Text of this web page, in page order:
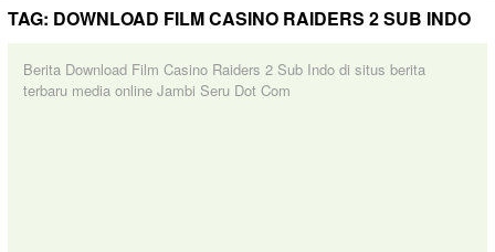
TAG: DOWNLOAD FILM CASINO RAIDERS 2 SUB INDO
Berita Download Film Casino Raiders 2 Sub Indo di situs berita
terbaru media online Jambi Seru Dot Com